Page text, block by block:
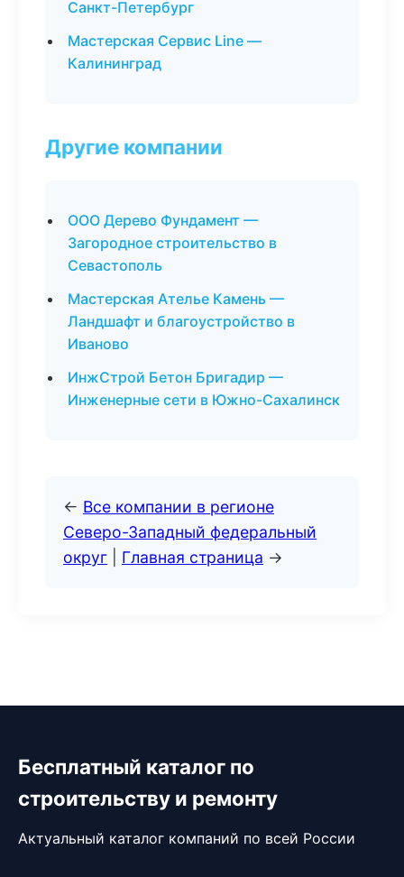
Санкт-Петербург
Мастерская Сервис Line —
Калининград
Другие компании
ООО Дерево Фундамент —
Загородное строительство в
Севастополь
Мастерская Ателье Камень —
Ландшафт и благоустройство в
Иваново
ИнжСтрой Бетон Бригадир —
Инженерные сети в Южно-Сахалинск
← Все компании в регионе
Северо-Западный федеральный
округ
Главная страница →
Бесплатный каталог по
строительству и ремонту
Актуальный каталог компаний по всей России